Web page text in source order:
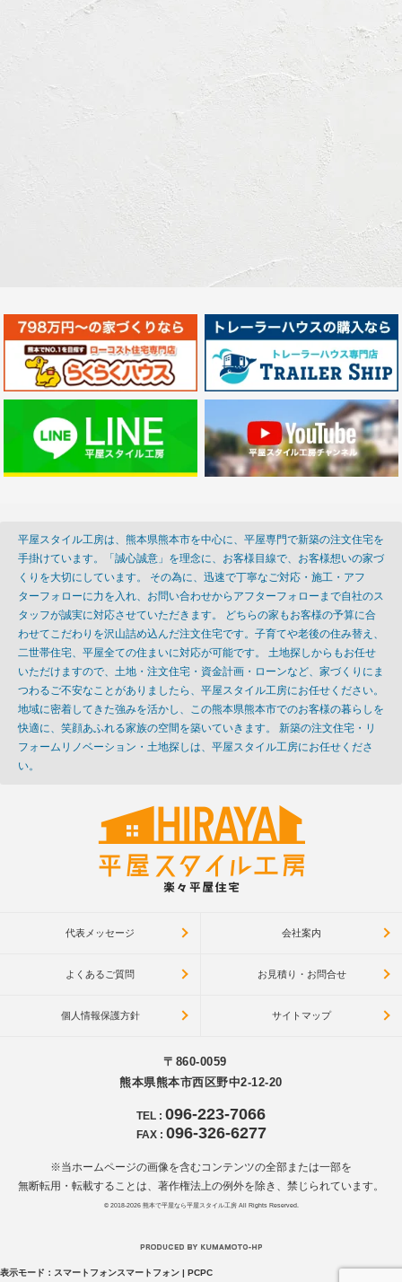
平屋スタイル工房は、熊本県熊本市を中心に、平屋専門で新築の注文住宅を
手掛けています。「誠心誠意」を理念に、お客様目線で、お客様想いの家づ
くりを大切にしています。 その為に、迅速で丁寧なご対応・施工・アフ
ターフォローに力を入れ、お問い合わせからアフターフォローまで自社のス
タッフが誠実に対応させていただきます。 どちらの家もお客様の予算に合
わせてこだわりを沢山詰め込んだ注文住宅です。子育てや老後の住み替え、
二世帯住宅、平屋全ての住まいに対応が可能です。 土地探しからもお任せ
いただけますので、土地・注文住宅・資金計画・ローンなど、家づくりにま
つわるご不安なことがありましたら、平屋スタイル工房にお任せください。
地域に密着してきた強みを活かし、この熊本県熊本市でのお客様の暮らしを
快適に、笑顔あふれる家族の空間を築いていきます。 新築の注文住宅・リ
フォームリノベーション・土地探しは、平屋スタイル工房にお任せくださ
い。
代表メッセージ 会社案内
よくあるご質問 お見積り・お問合せ
個人情報保護方針 サイトマップ
〒860-0059
熊本県熊本市西区野中2-12-20
TEL : 096-223-7066
FAX : 096-326-6277
※当ホームページの画像を含むコンテンツの全部または一部を
無断転用・転載することは、著作権法上の例外を除き、禁じられています。
© 2018-2026 熊本で平屋なら平屋スタイル工房All Rights Reserved.
表示モード： スマートフォンスマートフォン | PCPC